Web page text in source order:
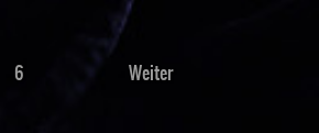
6 Weiter